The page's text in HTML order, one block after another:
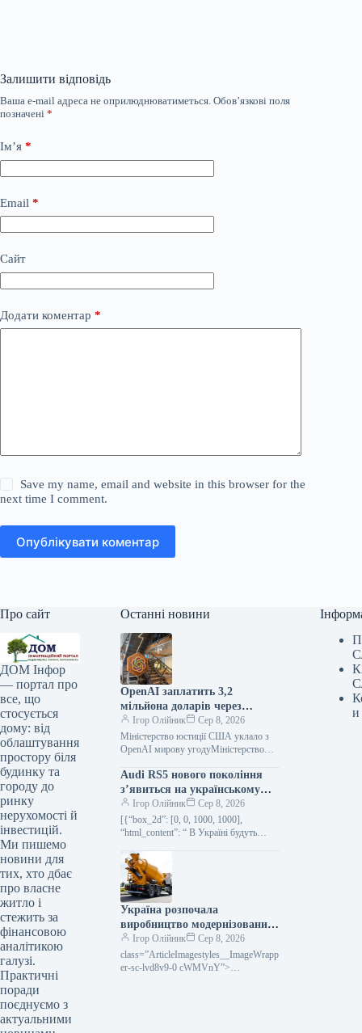
Залишити відповідь
Ваша e-mail адреса не оприлюднюватиметься. Обов’язкові поля
позначені *
Ім’я *
Email *
Сайт
Додати коментар *
Save my name, email and website in this browser for the
next time I comment.
Опублікувати коментар
Про сайт
ДОМ Інфор
— портал про
все, що
стосується
дому: від
облаштування
простору біля
будинку та
городу до
ринку
нерухомості й
інвестицій.
Ми пишемо
новини для
тих, хто дбає
про власне
житло і
стежить за
фінансовою
аналітикою
галузі.
Практичні
поради
поєднуємо з
актуальними
Останні новини
OpenAI заплатить 3,2
мільйона доларів через
дискримінацію під час
прийому на роботу
Ігор Олійник
Сер 8, 2026
Міністерство юстиції США уклало з
OpenAI мирову угодуМіністерство
домовленості з OpenAI та її дочірньою
компанією на…
Audi RS5 нового покоління
з’явиться на українському
ринку (фото)
Ігор Олійник
Сер 8, 2026
[{“box_2d”: [0, 0, 1000, 1000],
“html_content”: “ В Україні будуть
RS5На український ринок вийде
новий…
Україна розпочала
виробництво модернізованих
бетоновозів на автомобільних
шасі.
Ігор Олійник
Сер 8, 2026
class=”ArticleImagestyles__ImageWrapp
er-sc-lvd8v9-0 cWMVnY”>
и